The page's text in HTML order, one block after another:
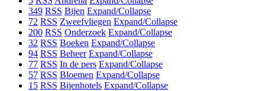
349 RSS Bijen Expand/Collapse
72 RSS Zweefvliegen Expand/Collapse
200 RSS Onderzoek Expand/Collapse
32 RSS Boeken Expand/Collapse
94 RSS Beheer Expand/Collapse
77 RSS In de pers Expand/Collapse
57 RSS Bloemen Expand/Collapse
15 RSS Bijenhotels Expand/Collapse